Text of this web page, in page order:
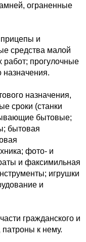
ограненные
и
средства малой
работ; прогулочные
назначения.
назначения,
сроки (станки
бытовые;
бытовая
фото- и
и факсимильная
игрушки
и
гражданского и
патроны к нему.